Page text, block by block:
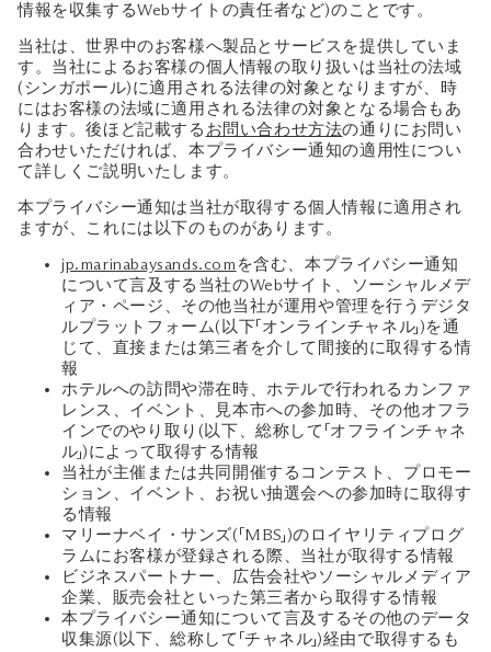
情報を収集するWebサイトの責任者など)のことです。
当社は、世界中のお客様へ製品とサービスを提供していま
す。当社によるお客様の個人情報の取り扱いは当社の法域
(シンガポール)に適用される法律の対象となりますが、時
にはお客様の法域に適用される法律の対象となる場合もあ
ります。後ほど記載する お問い合わせ方法の通りにお問い
合わせいただければ、本プライバシー通知の適用性につい
て詳しくご説明いたします。
本プライバシー通知は当社が取得する個人情報に適用され
ますが、これには以下のものがあります。
jp.marinabaysands.com を含む、本プライバシー通知
について言及する当社のWebサイト、ソーシャルメデ
ィア・ページ、その他当社が運用や管理を行うデジタ
ルプラットフォーム(以下「オンラインチャネル」)を通
じて、直接または第三者を介して間接的に取得する情
報
ホテルへの訪問や滞在時、ホテルで行われるカンファ
レンス、イベント、見本市への参加時、その他オフラ
インでのやり取り(以下、総称して「オフラインチャネ
ル」)によって取得する情報
当社が主催または共同開催するコンテスト、プロモー
ション、イベント、お祝い抽選会への参加時に取得す
る情報
マリーナベイ・サンズ(「MBS」)のロイヤリティプログ
ラムにお客様が登録される際、当社が取得する情報
ビジネスパートナー、広告会社やソーシャルメディア
企業、販売会社といった第三者から取得する情報
本プライバシー通知について言及するその他のデータ
収集源(以下、総称して「チャネル」)経由で取得するも